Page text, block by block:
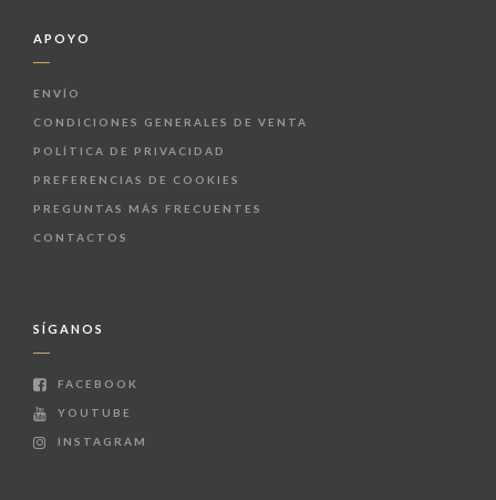
APOYO
ENVÍO
CONDICIONES GENERALES DE VENTA
POLÍTICA DE PRIVACIDAD
PREFERENCIAS DE COOKIES
PREGUNTAS MÁS FRECUENTES
CONTACTOS
SÍGANOS
FACEBOOK
YOUTUBE
INSTAGRAM